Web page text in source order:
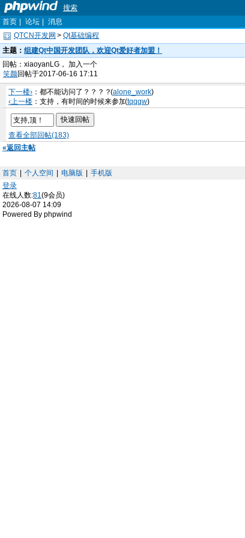
搜索
首页
论坛
消息
QTCN开发网 > Qt基础编程
主题： 组建Qt中国开发团队，欢迎Qt爱好者加盟！
回帖：xiaoyanLG， 加入一个
笑颜回帖于2017-06-16 17:11
下一楼› ：都不能访问了？？？？(alone_work)
‹上一楼 ：支持，有时间的时候来参加(tqqqw)
查看全部回帖(183)
«返回主帖
首页 个人空间 电脑版
手机版
登录
在线人数:81(9会员)
2026-08-07 14:09
Powered By phpwind